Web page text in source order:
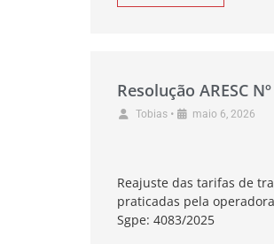
Resolução ARESC
Tobias • maio 6, 2026
Reajuste das tarifas de
praticadas pela
Sgpe: 4083/2025